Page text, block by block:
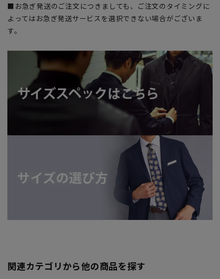
■お急ぎ発送のご注文につきましても、ご注文のタイミングに
よってはお急ぎ発送サービスを選択できない場合がございま
す。
関連カテゴリから他の商品を探す